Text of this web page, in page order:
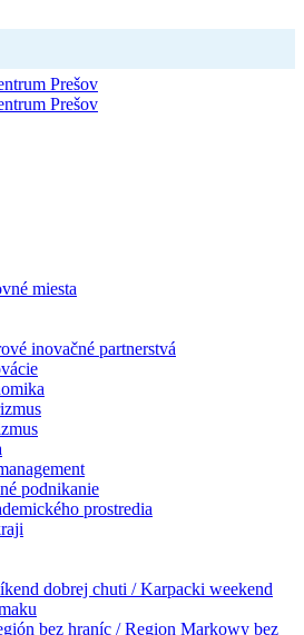
miesta
inovačné partnerstvá
podnikanie
prostredia
dobrej chuti / Karpacki weekend
bez hraníc / Region Markowy bez